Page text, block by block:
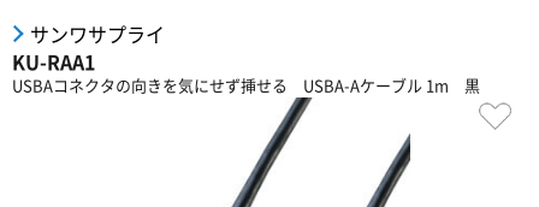
サンワサプライ
KU-RAA1
USBAコネクタの向きを気にせず挿せる USBA-Aケーブル 1m 黒